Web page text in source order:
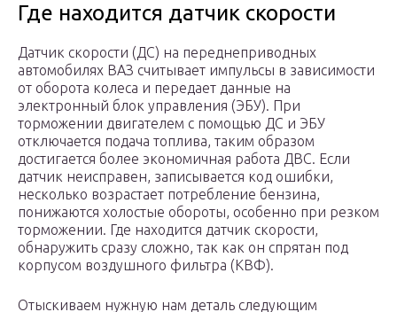
Где находится датчик скорости
Датчик скорости (ДС) на переднеприводных
автомобилях ВАЗ считывает импульсы в зависимости
от оборота колеса и передает данные на
электронный блок управления (ЭБУ). При
торможении двигателем с помощью ДС и ЭБУ
отключается подача топлива, таким образом
достигается более экономичная работа ДВС. Если
датчик неисправен, записывается код ошибки,
несколько возрастает потребление бензина,
понижаются холостые обороты, особенно при резком
торможении. Где находится датчик скорости,
обнаружить сразу сложно, так как он спрятан под
корпусом воздушного фильтра (КВФ).
Отыскиваем нужную нам деталь следующим